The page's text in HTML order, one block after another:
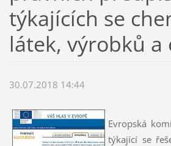
týkajících se
látek, výrobků a
30.07.2018 14:44
Evropská
týkající se